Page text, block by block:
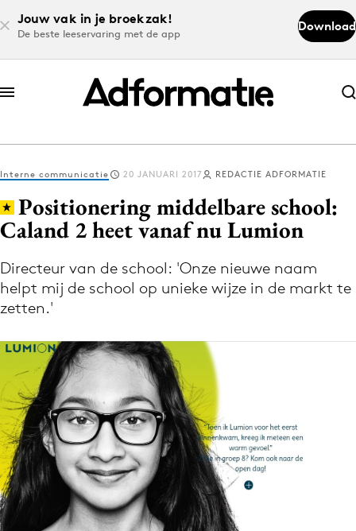
Jouw vak in je broekzak!
De beste leeservaring met de app
Download
Abonneer nu
Abonneer nu
Log in
Volg het laatste nieuws via de Adformatie
Nieuws app
Menu
Home
9 sept: GenAI-training
12 nov: MarketingLive!
Adverteren
Interne communicatie 20 JANUARI 2017 REDACTIE ADFORMATIE
Positionering middelbare school:
Caland 2 heet vanaf nu Lumion
Directeur van de school: 'Onze nieuwe naam
helpt mij de school op unieke wijze in de markt te
zetten.'